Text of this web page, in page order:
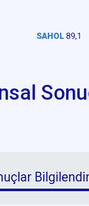
SAHOL 89,1